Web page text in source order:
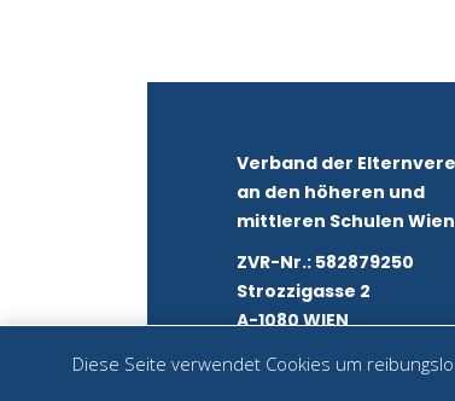
Verband der
an den höheren und
mittleren Schulen
ZVR-Nr.: 582879250
Strozzigasse 2
A-1080 WIEN
Diese Seite verwendet Cookies um